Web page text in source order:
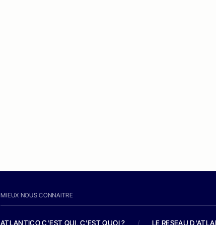
MIEUX NOUS CONNAITRE
ATLANTICO C'EST QUI, C'EST QUOI ? / LE RESEAU